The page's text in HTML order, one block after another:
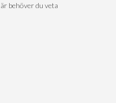
behöver du veta